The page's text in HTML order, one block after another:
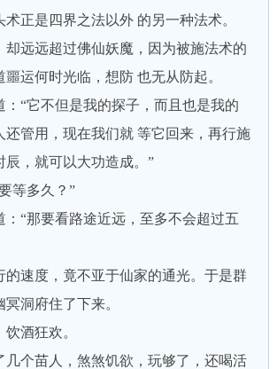
正是四界之法以外 的另一种法术。
远远超过佛仙妖魔，因为被施法术的
噩运何时光临，想防 也无从防起。
“它不但是我的探子，而且也是我的
还管用，现在我们就 等它回来，再行施
辰，就可以大功造成。”
多久？”
“那要看路途近远，至多不会超过五
速度，竟不亚于仙家的通光。于是群
洞府住了下来。
酒狂欢。
个苗人，煞煞饥欲，玩够了，还喝活